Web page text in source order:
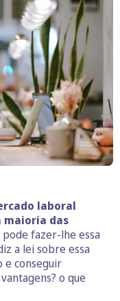
laboral
maioria das
fazer-lhe essa
a lei sobre essa
e conseguir
o que